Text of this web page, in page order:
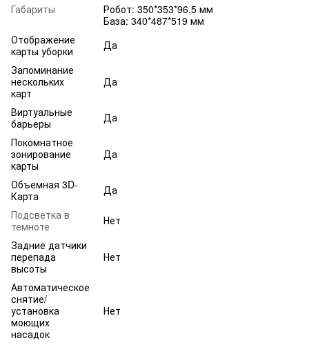
Габариты
Робот: 350*353*96.5 мм
База: 340*487*519 мм
Отображение
карты уборки
Да
Запоминание
нескольких
карт
Да
Виртуальные
барьеры
Да
Покомнатное
зонирование
карты
Да
Объемная 3D-
Карта
Да
Подсветка в
темноте
Нет
Задние датчики
перепада
высоты
Нет
Автоматическое
снятие/
установка
моющих
насадок
Нет